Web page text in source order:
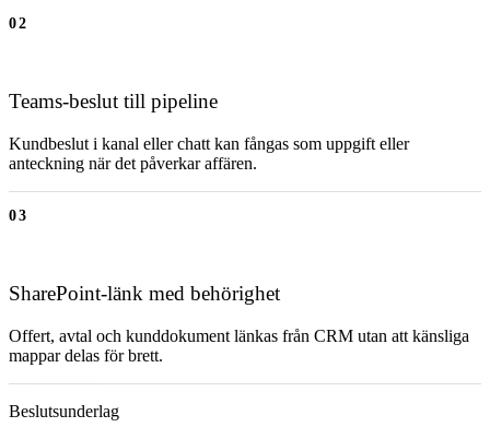
02
Teams-beslut till pipeline
Kundbeslut i kanal eller chatt kan fångas som uppgift eller
anteckning när det påverkar affären.
03
SharePoint-länk med behörighet
Offert, avtal och kunddokument länkas från CRM utan att känsliga
mappar delas för brett.
Beslutsunderlag